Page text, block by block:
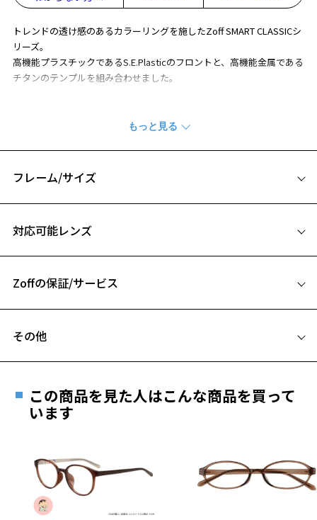
お気に入り
トレンドの透け感のあるカラーリングを施したZoff SMART CLASSICシ
リーズ。
高機能プラスチックであるS.E.Plasticのフロントと、高機能金属である
チタンのテンプルを組み合わせました。
フレーム/サイズ
B ブリッジ(鼻部分)の横幅：20mm
お持ちのZoffメガネサイズを確認するには？
対応可能レンズ
フレームとレンズの合計料金を知りたい方へ
Zoffの保証/サービス
安心1 フレーム１年間品質保証
きます。
※保証期間内に交換が行われた場合、保証期間は初期の期間から
延長されません。
その他
ご希望のお客さまは、「レンズ交換券」をお選びのうえ、
最寄りのZoff実店舗にてレンズをお買い求めください。
※サングラスやパッケージ品では「レンズ交換券」はお選び
談ください。
＜メガネの度数情報がわからない方へ＞
この商品を見た人はこんな商品を買って
います